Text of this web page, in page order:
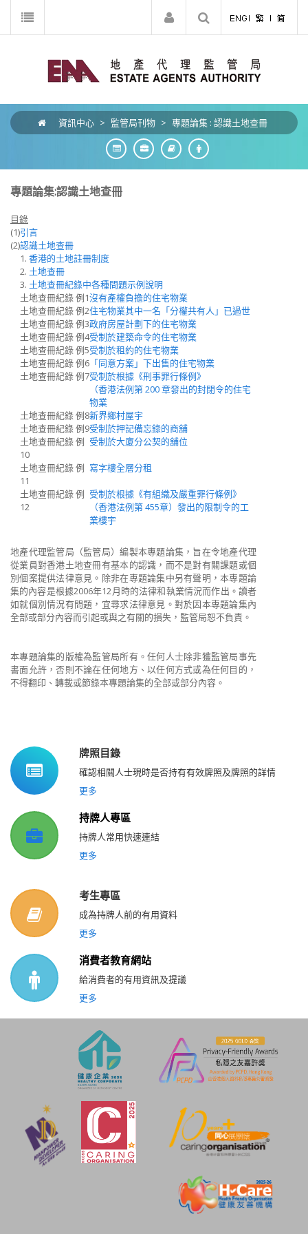
資訊中心 > 監管局刊物 > 專題論集 : 認識土地查冊
專題論集:認識土地查冊
目錄
(1)引言
(2)認識土地查冊
1. 香港的土地註冊制度
2. 土地查冊
3. 土地查冊紀錄中各種問題示例說明
土地查冊紀錄 例1沒有產權負擔的住宅物業
土地查冊紀錄 例2住宅物業其中一名「分權共有人」已過世
土地查冊紀錄 例3政府房屋計劃下的住宅物業
土地查冊紀錄 例4受制於建築命令的住宅物業
土地查冊紀錄 例5受制於租約的住宅物業
土地查冊紀錄 例6 「同意方案」下出售的住宅物業
土地查冊紀錄 例7受制於根據《刑事罪行條例》
（香港法例第 200 章發出的封閉令的住宅
物業
土地查冊紀錄 例8新界鄉村屋宇
土地查冊紀錄 例9受制於押記備忘錄的商舖
土地查冊紀錄 例
10
受制於大廈分公契的舖位
土地查冊紀錄 例
11
寫字樓全層分租
土地查冊紀錄 例
12
受制於根據《有組織及嚴重罪行條例》
（香港法例第 455章）發出的限制令的工
業樓宇
地產代理監管局（監管局）編製本專題論集，旨在令地產代理
從業員對香港土地查冊有基本的認識，而不是對有關課題或個
別個案提供法律意見。除非在專題論集中另有聲明，本專題論
集的內容是根據2006年12月時的法律和執業情況而作出。讀者
如就個別情況有問題，宜尋求法律意見。對於因本專題論集內
全部或部分內容而引起或與之有關的損失，監管局恕不負責。
本專題論集的版權為監管局所有。任何人士除非獲監管局事先
書面允許，否則不論在任何地方、以任何方式或為任何目的，
不得翻印、轉載或節錄本專題論集的全部或部分內容。
牌照目錄
確認相關人士現時是否持有有效牌照及牌照的詳情
更多
持牌人專區
持牌人常用快速連結
更多
考生專區
成為持牌人前的有用資料
更多
消費者教育網站
給消費者的有用資訊及提議
更多